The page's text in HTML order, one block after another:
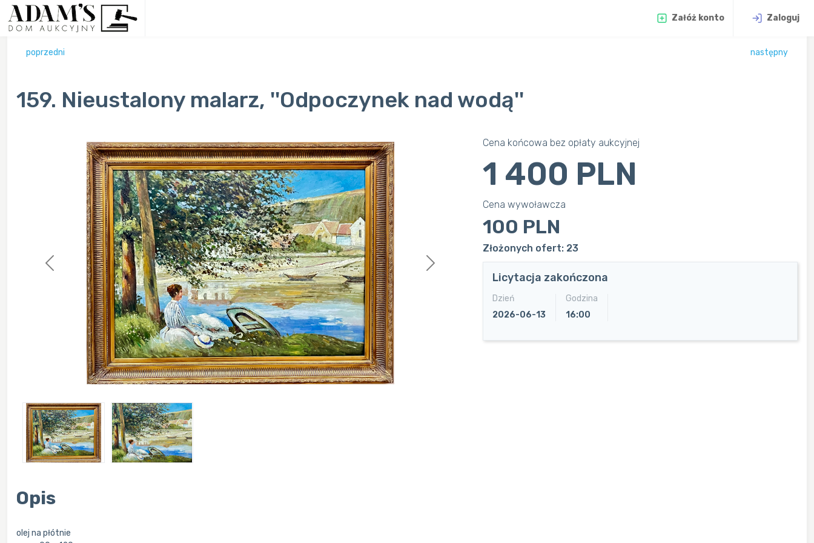
Załóż konto Zaloguj
poprzedni następny
159. Nieustalony malarz, ''Odpoczynek nad wodą''
Previous Next
Cena końcowa bez opłaty aukcyjnej
1 400 PLN
Cena wywoławcza
100 PLN
Złożonych ofert: 23
Licytacja zakończona
Dzień
2026-06-13
Godzina
16:00
Opis
olej na płótnie